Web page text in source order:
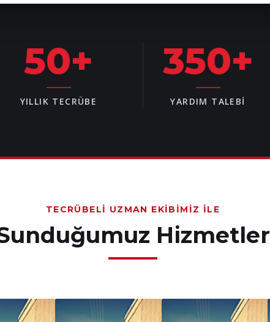
50+
YILLIK TECRÜBE
350+
YARDIM TALEBI
TECRÜBELI UZMAN EKIBIMIZ İLE
Hizmetler